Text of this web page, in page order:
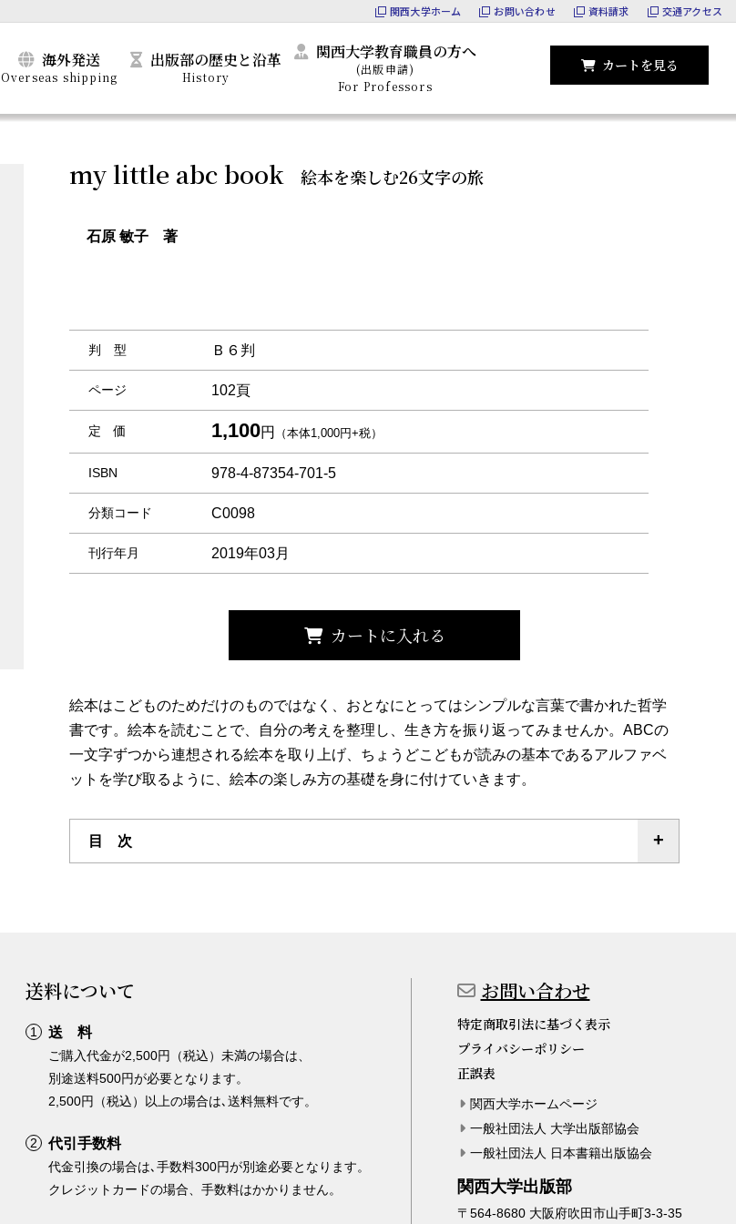
関西大学ホーム お問い合わせ 資料請求 交通アクセス
海外発送
Overseas shipping
出版部の歴史と沿革
History
関西大学教育職員の方へ
(出版申請)
For Professors
カートを見る
my little abc book 絵本を楽しむ26文字の旅
石原 敏子 著
判 型 Ｂ６判
ページ 102頁
定 価 1,100円 （本体1,000円+税）
ISBN 978-4-87354-701-5
分類コード C0098
刊行年月 2019年03月
カートに入れる
絵本はこどものためだけのものではなく、おとなにとってはシンプルな言葉で書かれた哲学
書です。絵本を読むことで、自分の考えを整理し、生き方を振り返ってみませんか。ABCの
一文字ずつから連想される絵本を取り上げ、ちょうどこどもが読みの基本であるアルファベ
ットを学び取るように、絵本の楽しみ方の基礎を身に付けていきます。
目 次
送料について
送 料
ご購入代金が2,500円（税込）未満の場合は、
別途送料500円が必要となります。
2,500円（税込）以上の場合は､送料無料です。
代引手数料
代金引換の場合は､手数料300円が別途必要となります。
クレジットカードの場合、手数料はかかりません。
お問い合わせ
特定商取引法に基づく表示
プライバシーポリシー
正誤表
関西大学ホームページ
一般社団法人 大学出版部協会
一般社団法人 日本書籍出版協会
関西大学出版部
〒564-8680 大阪府吹田市山手町3-3-35